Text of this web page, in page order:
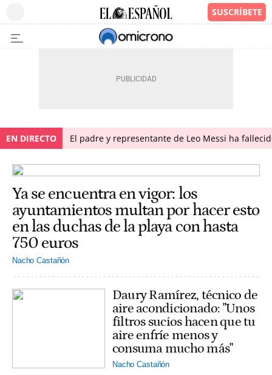
EN DIRECTO El padre y representante de Leo Messi ha
Ya se encuentra en vigor: los
ayuntamientos multan por hacer esto
en las duchas de la playa con hasta
750 euros
Nacho Castañón
Daury Ramírez, técnico de
aire acondicionado: "Unos
filtros sucios hacen que tu
aire enfríe menos y
consuma mucho más"
Nacho Castañón